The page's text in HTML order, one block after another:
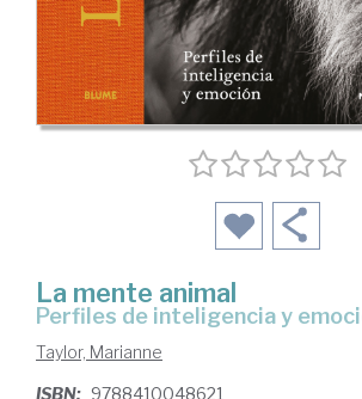
La mente animal
perfiles de inteligencia y
Taylor, Marianne
ISBN: 9788410048621